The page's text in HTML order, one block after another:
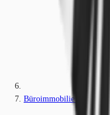
Büroimmobilie -